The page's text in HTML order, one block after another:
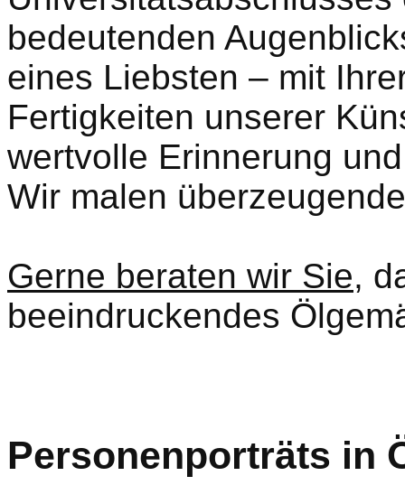
bedeutenden
eines Liebsten – mit
Fertigkeiten unserer
wertvolle Erinnerung
Wir malen
Gerne beraten wir Sie,
beeindruckendes
Personenporträts in